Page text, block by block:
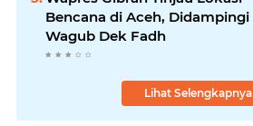
Bencana di Aceh, Didampingi
Wagub Dek Fadh
Lihat Selengkapnya